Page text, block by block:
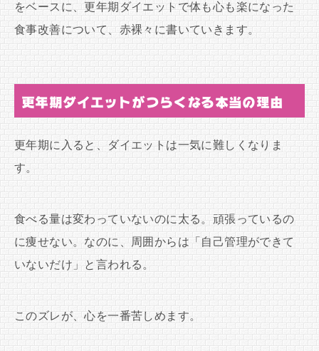
をベースに、更年期ダイエットで体も心も楽になった
食事改善について、赤裸々に書いていきます。
更年期ダイエットがつらくなる本当の理由
更年期に入ると、ダイエットは一気に難しくなりま
す。
食べる量は変わっていないのに太る。頑張っているの
に痩せない。なのに、周囲からは「自己管理ができて
いないだけ」と言われる。
このズレが、心を一番苦しめます。